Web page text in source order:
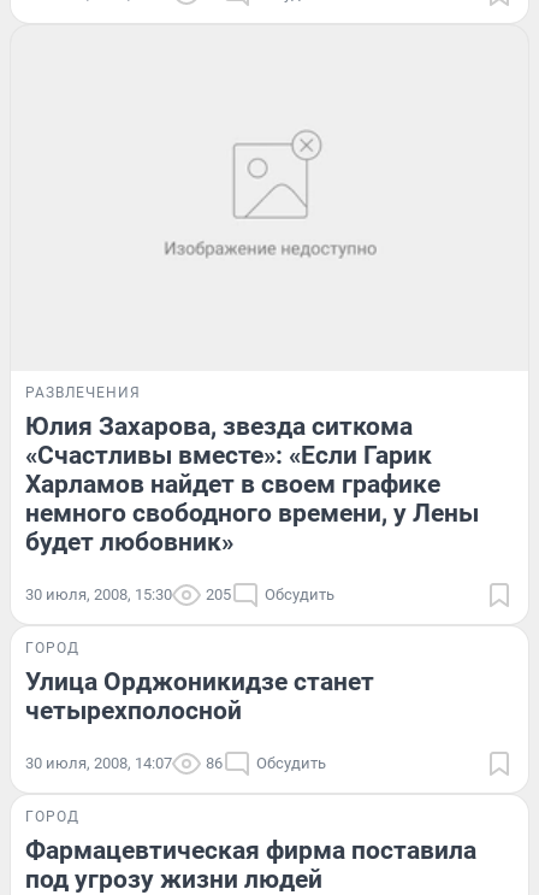
РАЗВЛЕЧЕНИЯ
Юлия Захарова, звезда ситкома
«Счастливы вместе»: «Если Гарик
Харламов найдет в своем графике
немного свободного времени, у Лены
будет любовник»
30 июля, 2008, 15:30 205 Обсудить
ГОРОД
Улица Орджоникидзе станет
четырехполосной
30 июля, 2008, 14:07 86 Обсудить
ГОРОД
Фармацевтическая фирма поставила
под угрозу жизни людей